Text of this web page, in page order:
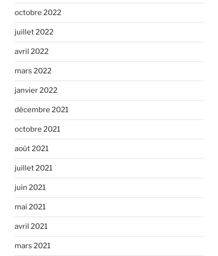
octobre 2022
juillet 2022
avril 2022
mars 2022
janvier 2022
décembre 2021
octobre 2021
août 2021
juillet 2021
juin 2021
mai 2021
avril 2021
mars 2021